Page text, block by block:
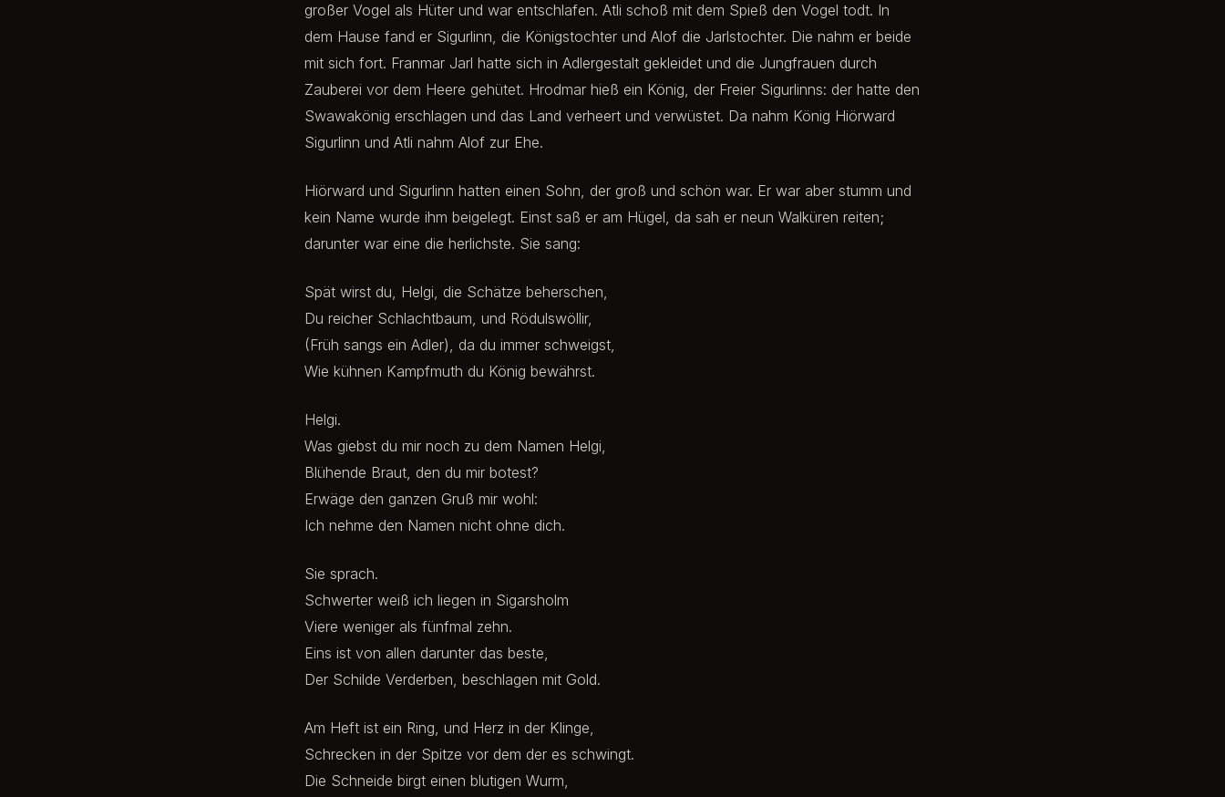
großer Vogel als Hüter und war entschlafen. Atli schoß mit dem Spieß den Vogel todt. In
dem Hause fand er Sigurlinn, die Königstochter und Alof die Jarlstochter. Die nahm er beide
mit sich fort. Franmar Jarl hatte sich in Adlergestalt gekleidet und die Jungfrauen durch
Zauberei vor dem Heere gehütet. Hrodmar hieß ein König, der Freier Sigurlinns: der hatte den
Swawakönig erschlagen und das Land verheert und verwüstet. Da nahm König Hiörward
Sigurlinn und Atli nahm Alof zur Ehe.
Hiörward und Sigurlinn hatten einen Sohn, der groß und schön war. Er war aber stumm und
kein Name wurde ihm beigelegt. Einst saß er am Hügel, da sah er neun Walküren reiten;
darunter war eine die herlichste. Sie sang:
Spät wirst du, Helgi, die Schätze beherschen,
Du reicher Schlachtbaum, und Rödulswöllir,
(Früh sangs ein Adler), da du immer schweigst,
Wie kühnen Kampfmuth du König bewährst.
Helgi.
Was giebst du mir noch zu dem Namen Helgi,
Blühende Braut, den du mir botest?
Erwäge den ganzen Gruß mir wohl:
Ich nehme den Namen nicht ohne dich.
Sie sprach.
Schwerter weiß ich liegen in Sigarsholm
Viere weniger als fünfmal zehn.
Eins ist von allen darunter das beste,
Der Schilde Verderben, beschlagen mit Gold.
Am Heft ist ein Ring, und Herz in der Klinge,
Schrecken in der Spitze vor dem der es schwingt.
Die Schneide birgt einen blutigen Wurm,